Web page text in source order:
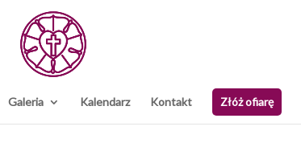
Galeria Kalendarz Kontakt Złóż ofiarę